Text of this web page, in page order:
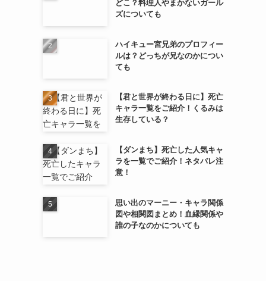
どこ？料理人やまかないガール
ズについても
ハイキュー宮兄弟のプロフィー
ルは？どっちが兄なのかについ
ても
【君と世界が終わる日に】死亡
キャラ一覧をご紹介！くるみは
生存している？
【ダンまち】死亡した人気キャ
ラを一覧でご紹介！ネタバレ注
意！
思い出のマーニー・キャラ関係
図や相関図まとめ！血縁関係や
誰の子なのかについても